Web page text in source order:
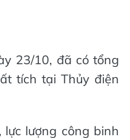
23/10, đã có tổng
tích tại Thủy điện
lượng công binh